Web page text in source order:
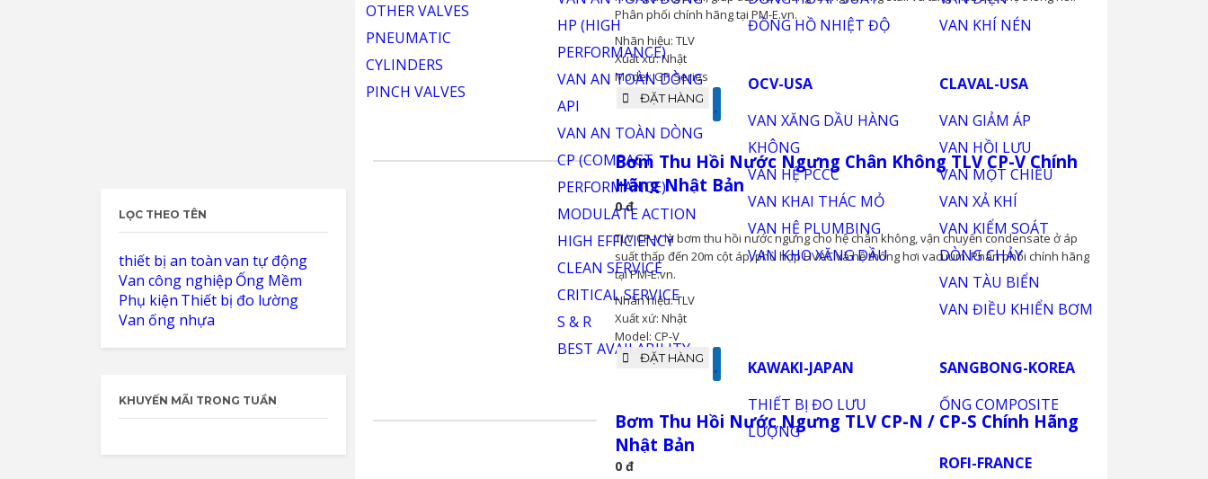
0 đ
TLV PowerTrap GP Series là bơm thu hồi nước ngưng chạy bằng hơi hoặc khí nén,
không dùng điện, giúp tiết kiệm năng lượng, chống stall và tăng hiệu suất hệ thống hơi.
Phân phối chính hãng tại PM-E.vn.
Nhãn hiệu: TLV
Xuất xứ: Nhật
Model: GP Series
ĐẶT HÀNG
Bơm Thu Hồi Nước Ngưng Chân Không TLV CP-V Chính
Hãng Nhật Bản
0 đ
TLV CP-V là bơm thu hồi nước ngưng cho hệ chân không, vận chuyển condensate ở áp
suất thấp đến 20m cột áp, phù hợp HVAC và hệ thống hơi vacuum. Phân phối chính hãng
tại PM-E.vn.
Model: CP-V